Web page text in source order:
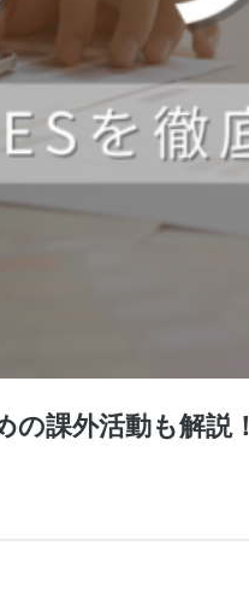
課外活動も解説！